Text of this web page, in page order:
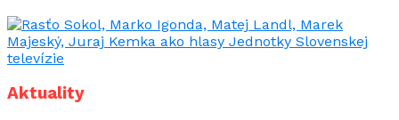
Aktuality